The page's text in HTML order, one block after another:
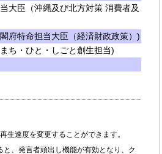
大臣（沖縄及び北方対策 消費者及
府特命担当大臣（経済財政政策）)
ち・ひと・しごと創生担当)
生速度を変更することができます。
、発言者頭出し機能が有効となり、ク